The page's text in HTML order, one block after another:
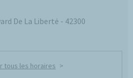
De La Liberté - 42300
tous les horaires